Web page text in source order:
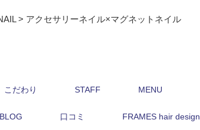
> アクセサリーネイル×マグネットネイル
こだわり STAFF MENU
BLOG 口コミ FRAMES hair design